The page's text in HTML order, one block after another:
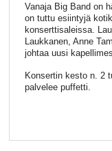
Vanaja Big Band on
on tuttu esiintyjä
konserttisaleissa.
Laukkanen, Anne
johtaa uusi
Konsertin kesto n. 2
palvelee puffetti.